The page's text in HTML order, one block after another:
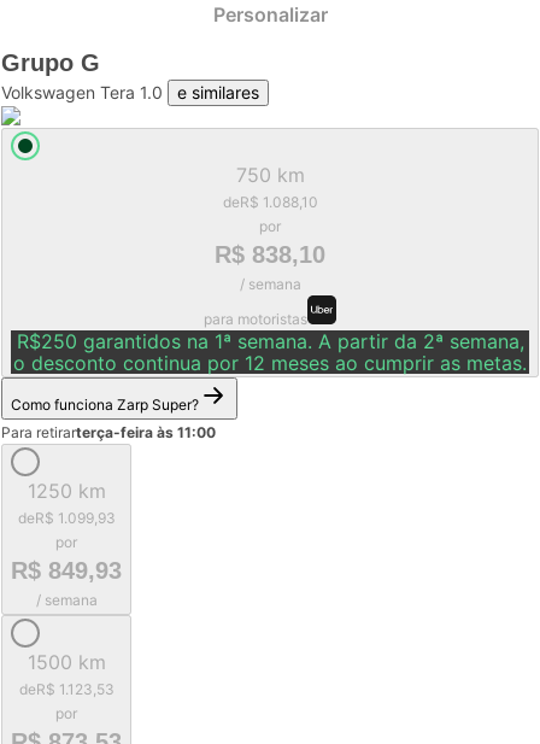
Personalizar
Grupo G
Volkswagen Tera 1.0 e similares
750 km
deR$ 1.088,10
por
R$ 838,10
/ semana
para motoristas
R$250 garantidos na 1ª semana. A partir da 2ª semana,
o desconto continua por 12 meses ao cumprir as metas.
Como funciona Zarp Super?
Para retirarterça-feira às 11:00
1250 km
deR$ 1.099,93
por
R$ 849,93
/ semana
1500 km
deR$ 1.123,53
por